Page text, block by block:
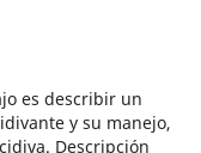
es describir un
y su manejo,
Descripción